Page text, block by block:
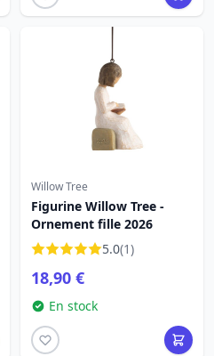
Willow Tree
Figurine Willow Tree -
Ornement fille 2026
5.0(1)
18,90 €
En stock